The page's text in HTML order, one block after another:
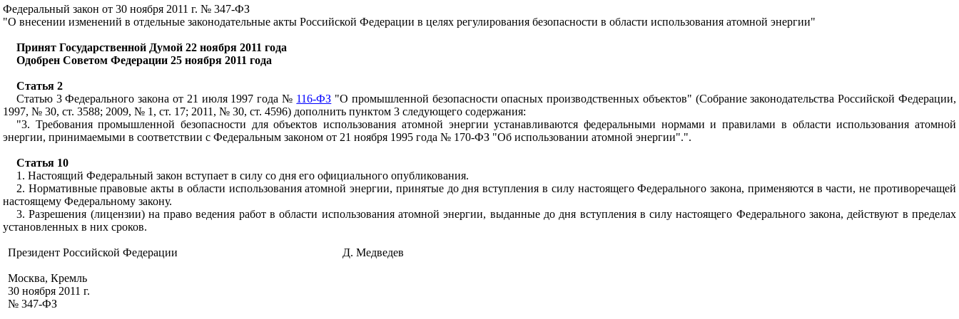
Федеральный закон от 30 ноября 2011 г. № 347-ФЗ
"О внесении изменений в отдельные законодательные акты Российской Федерации в целях регулирования безопасности в области использования атомной энергии"
Принят Государственной Думой 22 ноября 2011 года
Одобрен Советом Федерации 25 ноября 2011 года
Статья 2
Статью 3 Федерального закона от 21 июля 1997 года № 116-ФЗ "О промышленной безопасности опасных производственных объектов" (Собрание законодательства Российской Федерации,
1997, № 30, ст. 3588; 2009, № 1, ст. 17; 2011, № 30, ст. 4596) дополнить пунктом 3 следующего содержания:
"3. Требования промышленной безопасности для объектов использования атомной энергии устанавливаются федеральными нормами и правилами в области использования атомной
энергии, принимаемыми в соответствии с Федеральным законом от 21 ноября 1995 года № 170-ФЗ "Об использовании атомной энергии".".
Статья 10
1. Настоящий Федеральный закон вступает в силу со дня его официального опубликования.
2. Нормативные правовые акты в области использования атомной энергии, принятые до дня вступления в силу настоящего Федерального закона, применяются в части, не противоречащей
настоящему Федеральному закону.
3. Разрешения (лицензии) на право ведения работ в области использования атомной энергии, выданные до дня вступления в силу настоящего Федерального закона, действуют в пределах
установленных в них сроков.
Президент Российской Федерации Д. Медведев
Москва, Кремль
30 ноября 2011 г.
№ 347-ФЗ